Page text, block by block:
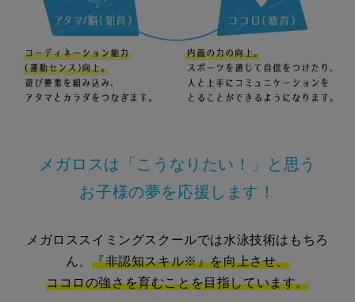
メガロスは「こうなりたい！」と思う
お子様の夢を応援します！
メガロススイミングスクールでは水泳技術はもちろ
ん、『非認知スキル※』を向上させ、
ココロの強さを育むことを目指しています。